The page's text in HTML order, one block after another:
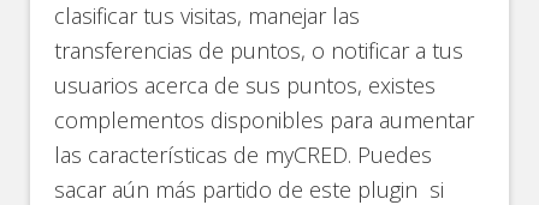
clasificar tus visitas, manejar las
transferencias de puntos, o notificar a tus
usuarios acerca de sus puntos, existes
complementos disponibles para aumentar
las características de myCRED. Puedes
sacar aún más partido de este plugin si